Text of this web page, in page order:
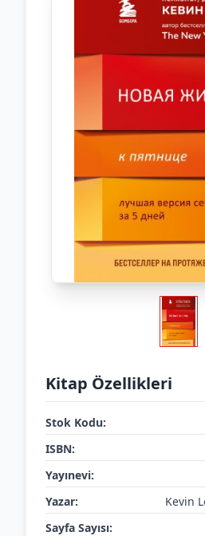
Kitap Özellikleri
Stok Kodu:
ISBN:
Yayınevi:
Yazar:
Kevin
Sayfa Sayısı: